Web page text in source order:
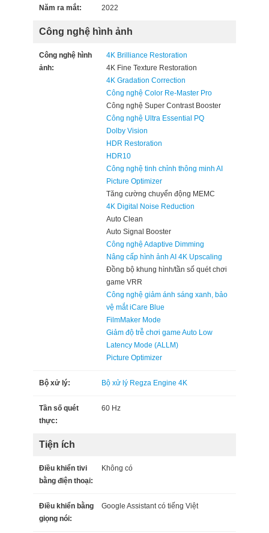
Năm ra mắt: 2022
Công nghệ hình ảnh
Công nghệ hình
ảnh:
4K Brilliance Restoration
4K Fine Texture Restoration
4K Gradation Correction
Công nghệ Color Re-Master Pro
Công nghệ Super Contrast Booster
Công nghệ Ultra Essential PQ
Dolby Vision
HDR Restoration
HDR10
Công nghệ tinh chỉnh thông minh AI
Picture Optimizer
Tăng cường chuyển động MEMC
4K Digital Noise Reduction
Auto Clean
Auto Signal Booster
Công nghệ Adaptive Dimming
Nâng cấp hình ảnh AI 4K Upscaling
Đồng bộ khung hình/tần số quét chơi
game VRR
Công nghệ giảm ánh sáng xanh, bảo
vệ mắt iCare Blue
FilmMaker Mode
Giảm độ trễ chơi game Auto Low
Latency Mode (ALLM)
Picture Optimizer
Bộ xử lý: Bộ xử lý Regza Engine 4K
Tần số quét
thực:
60 Hz
Tiện ích
Điều khiển tivi
bằng điện thoại:
Không có
Điều khiển bằng
giọng nói:
Google Assistant có tiếng Việt